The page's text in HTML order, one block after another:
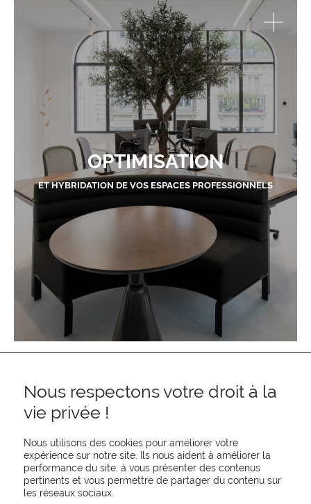
OPTIMISATION
ET HYBRIDATION DE VOS ESPACES PROFESSIONNELS
REJOIGNEZ-NOUS
Nous respectons votre droit à la
vie privée !
Nous utilisons des cookies pour améliorer votre
expérience sur notre site. Ils nous aident à améliorer la
performance du site, à vous présenter des contenus
pertinents et vous permettre de partager du contenu sur
les réseaux sociaux.